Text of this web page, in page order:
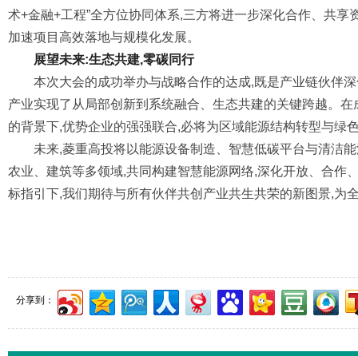
术+金融+工程”全方位协同体系,三方将进一步深化合作、共享
加速项目高效落地与规模化发展。
展望未来:生态共建,零碳同行
本次大会的成功举办与战略合作的达成,既是产业链伙伴
产业实现了从局部创新到系统融合、生态共建的关键跨越。
的背景下,优势企业的强强联合,必将为区域能源结构转型与绿
未来,菱重高投将以能源设备制造、智慧低碳平台与清洁
农业、建筑等多领域,共同构建智慧能源网络,深化开放、合作
标指引下,我们期待与所有伙伴共创产业共生共荣的新图景,为
分享到：